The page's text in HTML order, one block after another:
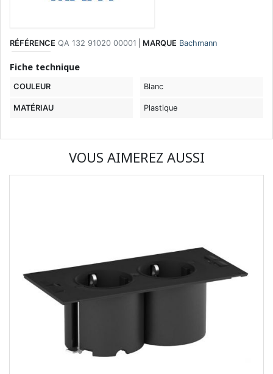
RÉFÉRENCE QA 132 91020 00001 MARQUE Bachmann
Fiche technique
COULEUR Blanc
MATÉRIAU Plastique
VOUS AIMEREZ AUSSI